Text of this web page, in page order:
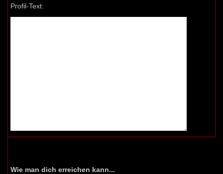
Profil-Text:
Wie man dich erreichen kann...